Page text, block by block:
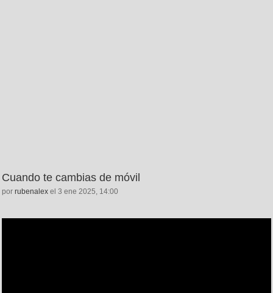
Cuando te cambias de móvil
por rubenalex el 3 ene 2025, 14:00